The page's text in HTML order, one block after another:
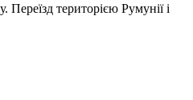
територією Румунії і